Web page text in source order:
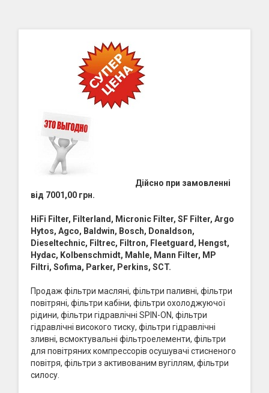
Дійсно при замовленні
від 7001,00 грн.
HiFi Filter, Filterland, Micronic Filter, SF Filter, Argo
Hytos, Agco, Baldwin, Bosch, Donaldson,
Dieseltechnic, Filtrec, Filtron, Fleetguard, Hengst,
Hydac, Kolbenschmidt, Mahle, Mann Filter, MP
Filtri, Sofima, Parker, Perkins, SCT.
Продаж фільтри масляні, фільтри паливні, фільтри
повітряні, фільтри кабіни, фільтри охолоджуючої
рідини, фільтри гідравлічні SPIN-ON, фільтри
гідравлічні високого тиску, фільтри гідравлічні
зливні, всмоктувальні фільтроелементи, фільтри
для повітряних компрессорів осушувачі стисненого
повітря, фільтри з активованим вугіллям, фільтри
силосу.